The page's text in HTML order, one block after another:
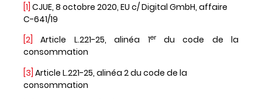
[1] CJUE, 8 octobre 2020, EU c/ Digital GmbH, affaire
C-641/19
[2]
Article L.221-25, alinéa 1erdu code de la
consommation
[3] Article L.221-25, alinéa 2 du code de la
consommation